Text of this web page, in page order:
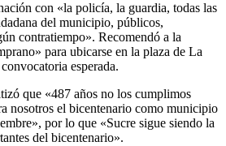
con «la policía, la guardia, todas las
del municipio, públicos,
contratiempo». Recomendó a la
para ubicarse en la plaza de La
esperada.
que «487 años no los cumplimos
nosotros el bicentenario como municipio
por lo que «Sucre sigue siendo la
del bicentenario».